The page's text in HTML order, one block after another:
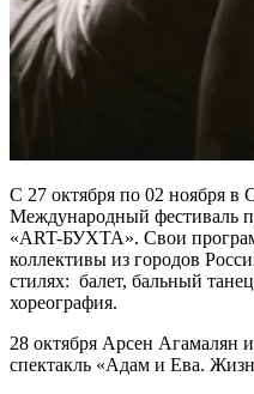
С 27 октября по 02 ноября в
Международный фестиваль
«ART-БУХТА». Свои
коллективы из городов
стилях: балет, бальный
хореография.
28 октября Арсен Агамалян
спектакль «Адам и Ева.